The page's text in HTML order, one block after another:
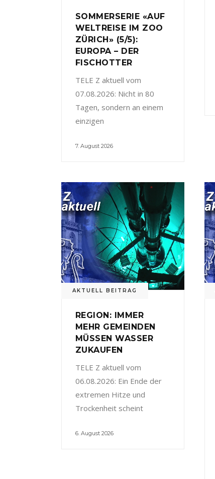
SOMMERSERIE «AUF
WELTREISE IM ZOO
ZÜRICH» (5/5):
EUROPA – DER
FISCHOTTER
TELE Z aktuell vom
07.08.2026: Nicht in 80
Tagen, sondern an einem
einzigen
7. August 2026
AKTUELL BEITRAG
REGION: IMMER
MEHR GEMEINDEN
MÜSSEN WASSER
ZUKAUFEN
TELE Z aktuell vom
06.08.2026: Ein Ende der
extremen Hitze und
Trockenheit scheint
6. August 2026